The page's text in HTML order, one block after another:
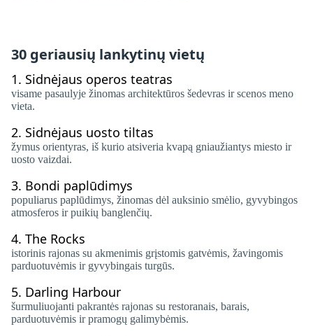
30 geriausių lankytinų vietų
1. Sidnėjaus operos teatras
visame pasaulyje žinomas architektūros šedevras ir scenos meno
vieta.
2. Sidnėjaus uosto tiltas
žymus orientyras, iš kurio atsiveria kvapą gniaužiantys miesto ir
uosto vaizdai.
3. Bondi paplūdimys
populiarus paplūdimys, žinomas dėl auksinio smėlio, gyvybingos
atmosferos ir puikių banglenčių.
4. The Rocks
istorinis rajonas su akmenimis grįstomis gatvėmis, žavingomis
parduotuvėmis ir gyvybingais turgūs.
5. Darling Harbour
šurmuliuojanti pakrantės rajonas su restoranais, barais,
parduotuvėmis ir pramogų galimybėmis.